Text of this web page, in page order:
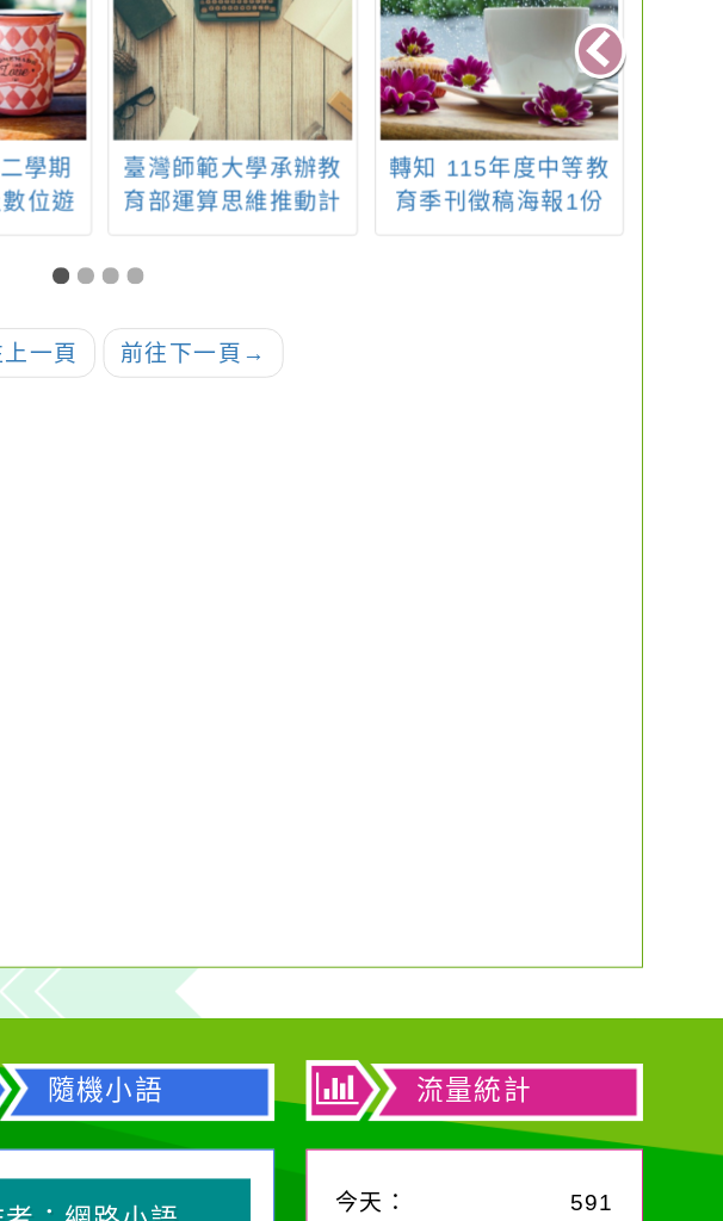
學期
數位遊
工作
臺灣師範大學承辦教
育部運算思維推動計
and Computational
Thinking)」
轉知 115年度中等教
育季刊徵稿海報1份
上一頁 前往下一頁 →
隨機小語 流量統計
今天：
591